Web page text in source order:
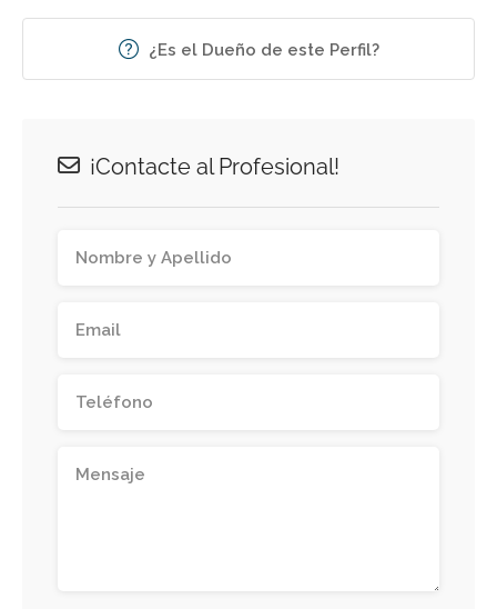
¿Es el Dueño de este Perfil?
¡Contacte al Profesional!